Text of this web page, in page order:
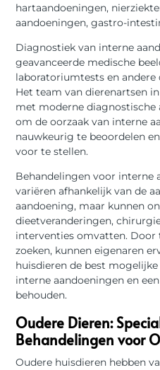
hartaandoeningen,
aandoeningen, gastro-
Diagnostiek van interne
geavanceerde medische
laboratoriumtests en
Het team van dierenartsen
met moderne diagnostische
om de oorzaak van interne
nauwkeurig te beoordelen
voor te stellen.
Behandelingen voor interne
variëren afhankelijk van de
aandoening, maar kunnen
dieetveranderingen,
interventies omvatten.
zoeken, kunnen eigenaren
huisdieren de best
interne aandoeningen en
behouden.
Oudere Dieren:
Behandelingen voor
Oudere huisdieren hebben